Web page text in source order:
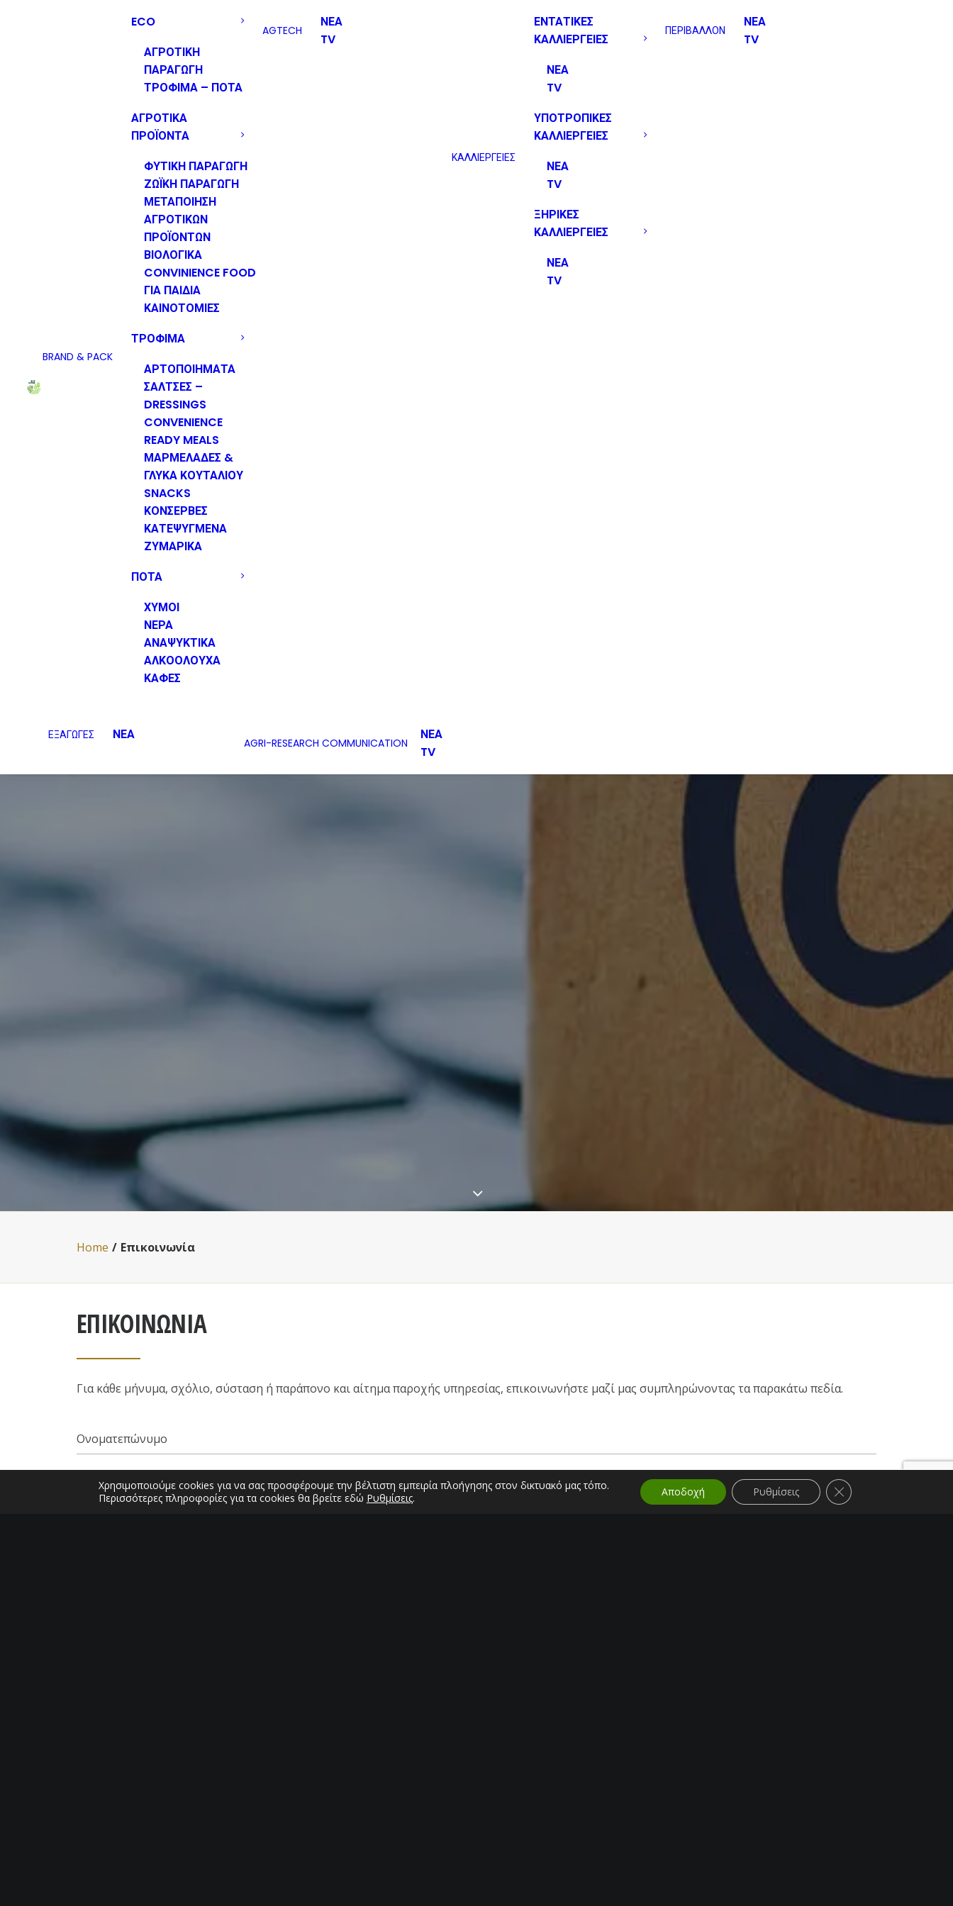
BRAND & PACK
ECO
ΑΓΡΟΤΙΚΗ
ΠΑΡΑΓΩΓΗ
ΤΡΟΦΙΜΑ – ΠΟΤΑ
ΑΓΡΟΤΙΚΑ
ΠΡΟΪΟΝΤΑ
ΦΥΤΙΚΗ ΠΑΡΑΓΩΓΗ
ΖΩΪΚΗ ΠΑΡΑΓΩΓΗ
ΜΕΤΑΠΟΙΗΣΗ
ΑΓΡΟΤΙΚΩΝ
ΠΡΟΪΟΝΤΩΝ
ΒΙΟΛΟΓΙΚΑ
CONVINIENCE FOOD
ΓΙΑ ΠΑΙΔΙΑ
ΚΑΙΝΟΤΟΜΙΕΣ
ΤΡΟΦΙΜΑ
ΑΡΤΟΠΟΙΗΜΑΤΑ
ΣΑΛΤΣΕΣ –
DRESSINGS
CONVENIENCE
READY MEALS
ΜΑΡΜΕΛΑΔΕΣ &
ΓΛΥΚΑ ΚΟΥΤΑΛΙΟΥ
SNACKS
ΚΟΝΣΕΡΒΕΣ
ΚΑΤΕΨΥΓΜΕΝΑ
ΖΥΜΑΡΙΚΑ
ΠΟΤΑ
ΧΥΜΟΙ
ΝΕΡΑ
ΑΝΑΨΥΚΤΙΚΑ
ΑΛΚΟΟΛΟΥΧΑ
ΚΑΦΕΣ
AGTECH
ΝΕΑ
TV
ΚΑΛΛΙΕΡΓΕΙΕΣ
ΕΝΤΑΤΙΚΕΣ
ΚΑΛΛΙΕΡΓΕΙΕΣ
ΝΕΑ
TV
ΥΠΟΤΡΟΠΙΚΕΣ
ΚΑΛΛΙΕΡΓΕΙΕΣ
ΝΕΑ
TV
ΞΗΡΙΚΕΣ
ΚΑΛΛΙΕΡΓΕΙΕΣ
ΝΕΑ
TV
ΠΕΡΙΒΑΛΛΟΝ
ΝΕΑ
TV
ΕΞΑΓΩΓΕΣ ΝΕΑ
AGRI-RESEARCH COMMUNICATION
ΝΕΑ
TV
Home Επικοινωνία
ΕΠΙΚΟΙΝΩΝΙΑ
Για κάθε μήνυμα, σχόλιο, σύσταση ή παράπονο και αίτημα παροχής υπηρεσίας, επικοινωνήστε μαζί μας συμπληρώνοντας τα παρακάτω πεδία.
Χρησιμοποιούμε cookies για να σας προσφέρουμε την βέλτιστη εμπειρία πλοήγησης στον δικτυακό μας τόπο.
Περισσότερες πληροφορίες για τα cookies θα βρείτε εδώ Ρυθμίσεις. Αποδοχή Ρυθμίσεις Κλείσιμο του Cookie